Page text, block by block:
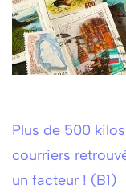
Bejegyzés
navigáció
Plus de 500
courriers
un facteur ! (B1)